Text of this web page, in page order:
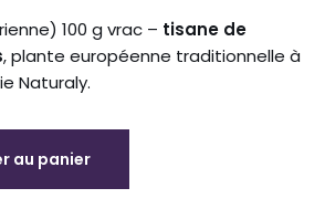
100 g vrac – tisane de
, plante européenne traditionnelle à
Naturaly.
au panier